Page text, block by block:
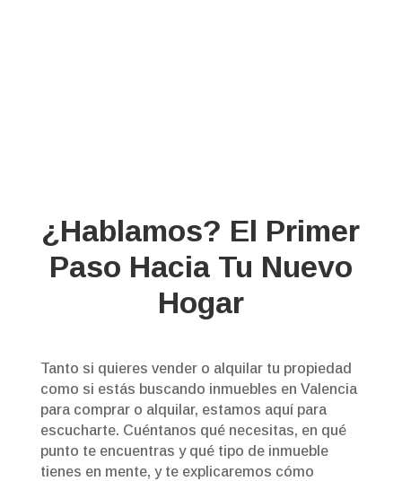
¿Hablamos? El Primer
Paso Hacia Tu Nuevo
Hogar
Tanto si quieres vender o alquilar tu propiedad
como si estás buscando inmuebles en Valencia
para comprar o alquilar, estamos aquí para
escucharte. Cuéntanos qué necesitas, en qué
punto te encuentras y qué tipo de inmueble
tienes en mente, y te explicaremos cómo